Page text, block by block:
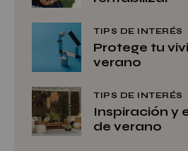
TIPS DE INTERÉS
Protege tu
verano
TIPS DE INTERÉS
Inspiración y
de verano